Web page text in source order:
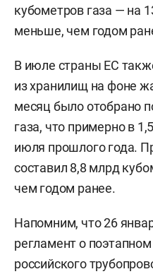
кубометров газа — на
меньше, чем годом
В июле страны ЕС
из хранилищ на фоне
месяц было отобрано
газа, что примерно в
июля прошлого года.
составил 8,8 млрд
чем годом ранее.
Напомним, что 26
регламент о
российского